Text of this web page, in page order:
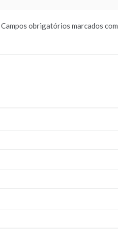
Campos obrigatórios marcados com